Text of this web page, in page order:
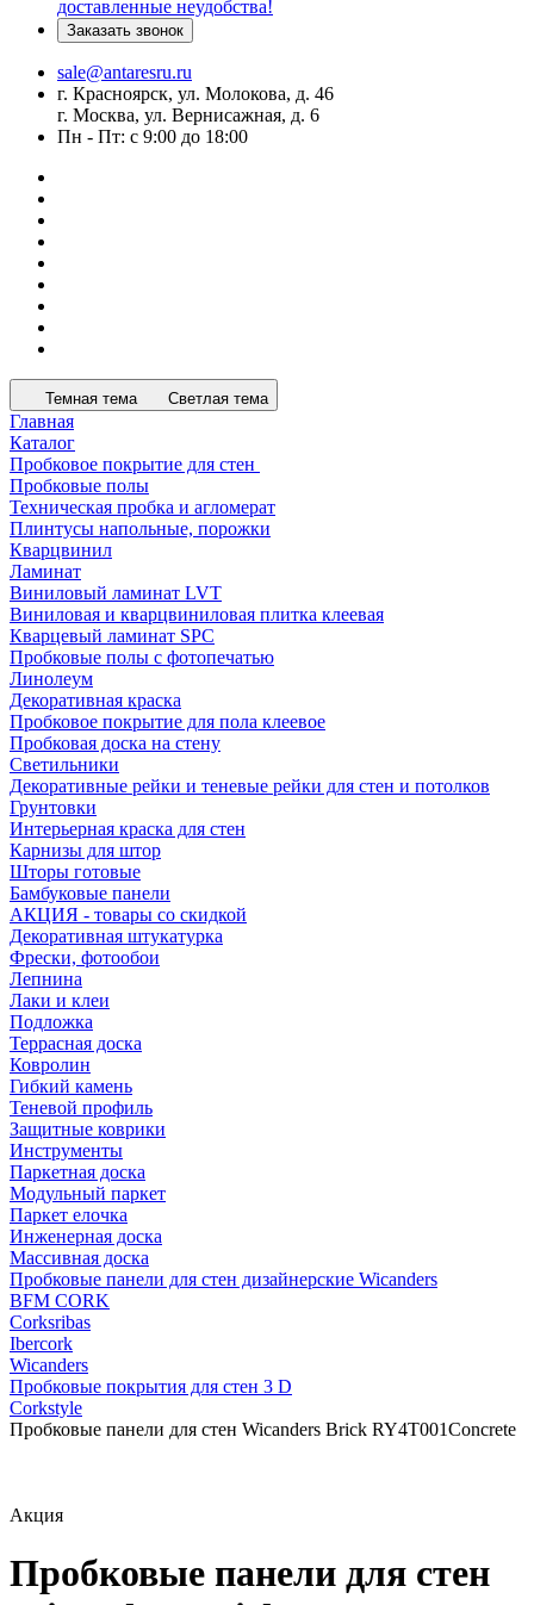
доставленные неудобства!
Заказать звонок
sale@antaresru.ru
г. Красноярск, ул. Молокова, д. 46
г. Москва, ул. Вернисажная, д. 6
Пн - Пт: с 9:00 до 18:00
Темная тема Светлая тема
Главная
Каталог
Пробковое покрытие для стен
Пробковые полы
Техническая пробка и агломерат
Плинтусы напольные, порожки
Кварцвинил
Ламинат
Виниловый ламинат LVT
Виниловая и кварцвиниловая плитка клеевая
Кварцевый ламинат SPC
Пробковые полы с фотопечатью
Линолеум
Декоративная краска
Пробковое покрытие для пола клеевое
Пробковая доска на стену
Светильники
Декоративные рейки и теневые рейки для стен и потолков
Грунтовки
Интерьерная краска для стен
Карнизы для штор
Шторы готовые
Бамбуковые панели
АКЦИЯ - товары со скидкой
Декоративная штукатурка
Фрески, фотообои
Лепнина
Лаки и клеи
Подложка
Террасная доска
Ковролин
Гибкий камень
Теневой профиль
Защитные коврики
Инструменты
Паркетная доска
Модульный паркет
Паркет елочка
Инженерная доска
Массивная доска
Пробковые панели для стен дизайнерские Wicanders
BFM CORK
Corksribas
Ibercork
Wicanders
Пробковые покрытия для стен 3 D
Corkstyle
Пробковые панели для стен Wicanders Brick RY4T001Concrete
Акция
Пробковые панели для стен